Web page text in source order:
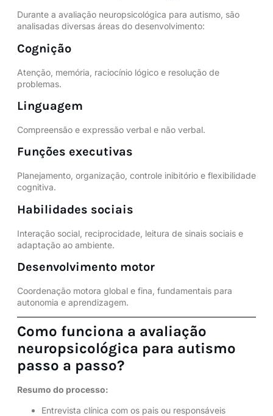
Durante a avaliação neuropsicológica para autismo, são
analisadas diversas áreas do desenvolvimento:
Cognição
Atenção, memória, raciocínio lógico e resolução de
problemas.
Linguagem
Compreensão e expressão verbal e não verbal.
Funções executivas
Planejamento, organização, controle inibitório e flexibilidade
cognitiva.
Habilidades sociais
Interação social, reciprocidade, leitura de sinais sociais e
adaptação ao ambiente.
Desenvolvimento motor
Coordenação motora global e fina, fundamentais para
autonomia e aprendizagem.
Como funciona a avaliação
neuropsicológica para autismo
passo a passo?
Resumo do processo:
Entrevista clínica com os pais ou responsáveis